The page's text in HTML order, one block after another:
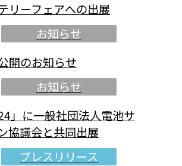
リーフェアへの出展
お知らせ
開のお知らせ
お知らせ
」に一般社団法人電池サ
協議会と共同出展
プレスリリース